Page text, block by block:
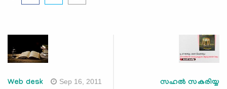
Web desk Sep 16, 2011 സഹല്‍ സകരിയ്യ